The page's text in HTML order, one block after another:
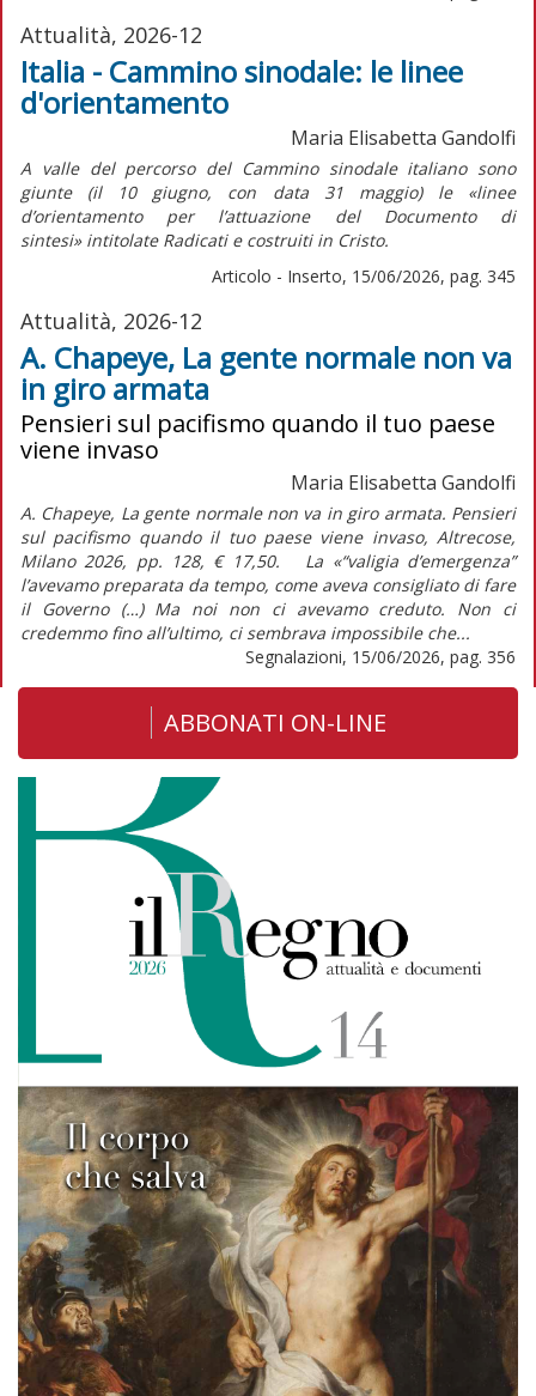
Attualità, 2026-12
Italia - Cammino sinodale: le linee
d'orientamento
Maria Elisabetta Gandolfi
A valle del percorso del Cammino sinodale italiano sono
giunte (il 10 giugno, con data 31 maggio) le «linee
d’orientamento per l’attuazione del Documento di
sintesi»intitolate Radicati e costruiti in Cristo.
Articolo - Inserto, 15/06/2026, pag. 345
Attualità, 2026-12
A. Chapeye, La gente normale non va
in giro armata
Pensieri sul pacifismo quando il tuo paese
viene invaso
Maria Elisabetta Gandolfi
A. Chapeye, La gente normale non va in giro armata. Pensieri
sul pacifismo quando il tuo paese viene invaso, Altrecose,
Milano 2026, pp. 128, € 17,50. La «“valigia d’emergenza”
l’avevamo preparata da tempo, come aveva consigliato di fare
il Governo (…) Ma noi non ci avevamo creduto. Non ci
credemmo fino all’ultimo, ci sembrava impossibile che...
Segnalazioni, 15/06/2026, pag. 356
ABBONATI ON-LINE